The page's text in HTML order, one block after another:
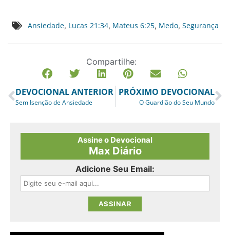
Ansiedade, Lucas 21:34, Mateus 6:25, Medo, Segurança
Compartilhe:
DEVOCIONAL ANTERIOR
Sem Isenção de Ansiedade
PRÓXIMO DEVOCIONAL
O Guardião do Seu Mundo
Assine o Devocional
Max Diário
Adicione Seu Email: